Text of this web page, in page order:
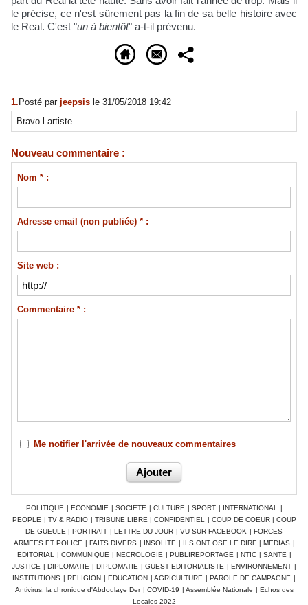
le précise, ce n'est sûrement pas la fin de sa belle histoire avec
le Real. C'est "un à bientôt" a-t-il prévenu.
1. Posté par jeepsis le 31/05/2018 19:42
Bravo l artiste...
Nouveau commentaire :
Nom * :
Adresse email (non publiée) * :
Site web :
Commentaire * :
Me notifier l'arrivée de nouveaux commentaires
POLITIQUE | ECONOMIE | SOCIETE | CULTURE | SPORT | INTERNATIONAL |
PEOPLE | TV & RADIO | TRIBUNE LIBRE | CONFIDENTIEL | COUP DE COEUR | COUP
DE GUEULE | PORTRAIT | LETTRE DU JOUR | VU SUR FACEBOOK | FORCES
ARMEES ET POLICE | FAITS DIVERS | INSOLITE | ILS ONT OSE LE DIRE | MEDIAS |
EDITORIAL | COMMUNIQUE | NECROLOGIE | PUBLIREPORTAGE | NTIC | SANTE |
JUSTICE | DIPLOMATIE | DIPLOMATIE | GUEST EDITORIALISTE | ENVIRONNEMENT |
INSTITUTIONS | RELIGION | EDUCATION | AGRICULTURE | PAROLE DE CAMPAGNE |
Antivirus, la chronique d'Abdoulaye Der | COVID-19 | Assemblée Nationale | Echos des
Locales 2022